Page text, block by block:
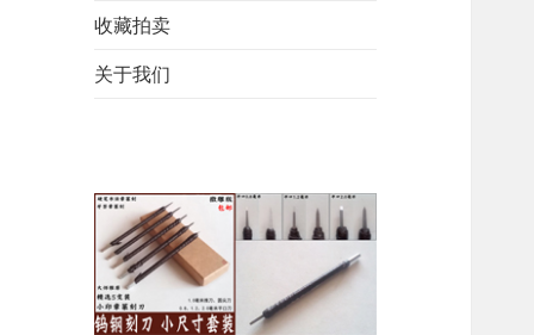
收藏拍卖
关于我们